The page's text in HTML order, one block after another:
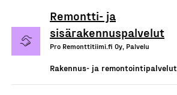
Remontti- ja
sisärakennuspalvelut
Pro Remonttitiimi.fi Oy, Palvelu
Rakennus- ja remontointipalvelut